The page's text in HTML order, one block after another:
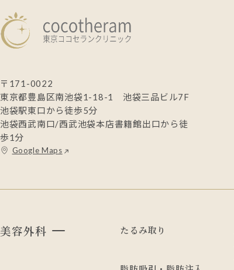
〒171-0022
東京都豊島区南池袋1-18-1 池袋三品ビル7F
池袋駅東口から徒歩5分
池袋西武南口/西武池袋本店書籍館出口から徒
歩1分
Google Maps
美容外科 たるみ取り